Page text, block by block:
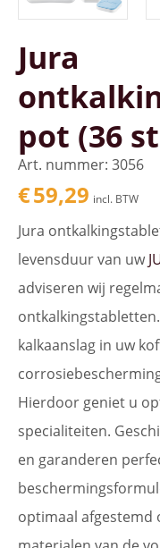
Jura
pot (36
Art. nummer: 3056
€59,29 incl. BTW
Jura
levensduur van uw
adviseren wij
kalkaanslag in uw
Hierdoor geniet u
specialiteiten.
en garanderen
optimaal afgestemd